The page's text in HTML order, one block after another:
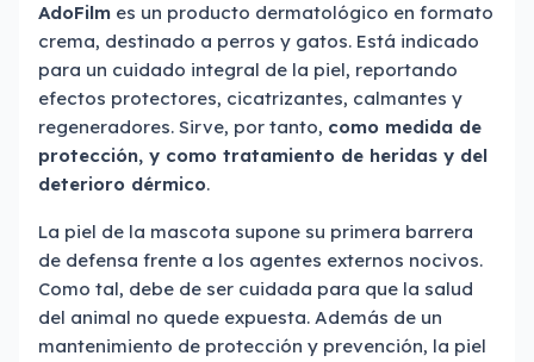
AdoFilm es un producto dermatológico en formato
crema, destinado a perros y gatos. Está indicado
para un cuidado integral de la piel, reportando
efectos protectores, cicatrizantes, calmantes y
regeneradores. Sirve, por tanto, como medida de
protección, y como tratamiento de heridas y del
deterioro dérmico.
La piel de la mascota supone su primera barrera
de defensa frente a los agentes externos nocivos.
Como tal, debe de ser cuidada para que la salud
del animal no quede expuesta. Además de un
mantenimiento de protección y prevención, la piel